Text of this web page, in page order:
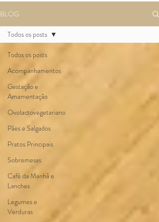
BLOG
Todos os posts
Acompanhamentos
Gestação e
Amamentação
Ovolactovegetariano
Pães e Salgados
Pratos Principais
Sobremesas
Café da Manhã e
Lanches
Legumes e
Verduras
Todos os posts